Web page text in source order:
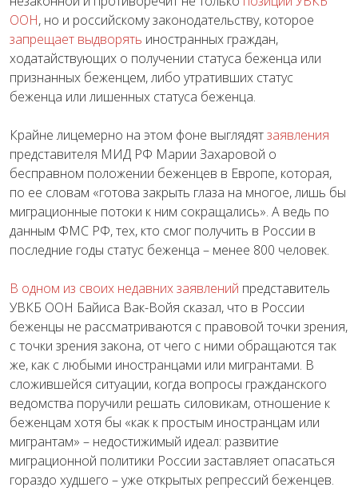
ООН, но и российскому законодательству, которое
запрещает выдворять иностранных граждан,
ходатайствующих о получении статуса беженца или
признанных беженцем, либо утративших статус
беженца или лишенных статуса беженца.
Крайне лицемерно на этом фоне выглядятзаявления
представителя МИД РФ Марии Захаровой о
бесправном положении беженцев в Европе, которая,
по ее словам «готова закрыть глаза на многое, лишь бы
миграционные потоки к ним сокращались». А ведь по
данным ФМС РФ, тех, кто смог получить в России в
последние годы статус беженца – менее 800 человек.
В одном из своих недавних заявлений представитель
УВКБ ООН Байиса Вак-Войя сказал, что в России
беженцы не рассматриваются с правовой точки зрения,
с точки зрения закона, от чего с ними обращаются так
же, как с любыми иностранцами или мигрантами. В
сложившейся ситуации, когда вопросы гражданского
ведомства поручили решать силовикам, отношение к
беженцам хотя бы «как к простым иностранцам или
мигрантам» – недостижимый идеал: развитие
миграционной политики России заставляет опасаться
гораздо худшего – уже открытых репрессий беженцев.